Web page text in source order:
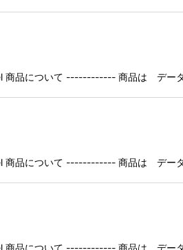
ついて ------------ 商品は データ
ついて ------------ 商品は データ
ついて ------------ 商品は データ